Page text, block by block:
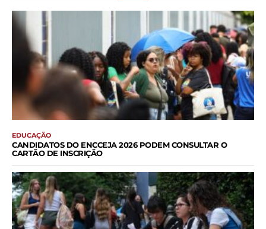
EDUCAÇÃO
CANDIDATOS DO ENCCEJA 2026 PODEM CONSULTAR O
CARTÃO DE INSCRIÇÃO